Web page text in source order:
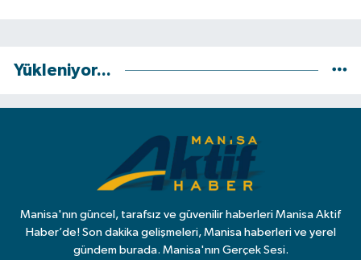
Yükleniyor...
Manisa'nın güncel, tarafsız ve güvenilir haberleri Manisa Aktif
Haber’de! Son dakika gelişmeleri, Manisa haberleri ve yerel
gündem burada. Manisa'nın Gerçek Sesi.